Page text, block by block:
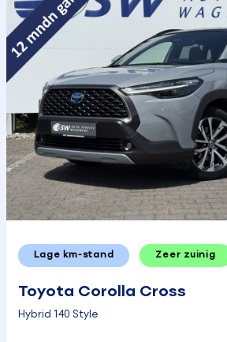
Lage km-stand Zeer zuinig
Toyota Corolla Cross
Hybrid 140 Style